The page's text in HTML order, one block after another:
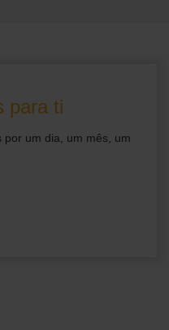
para ti
por um dia, um mês, um